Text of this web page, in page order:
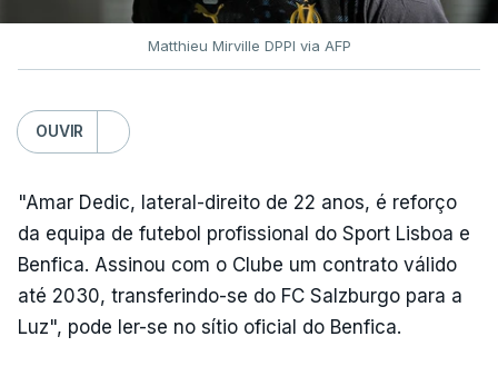
Matthieu Mirville DPPI via AFP
OUVIR
"Amar Dedic, lateral-direito de 22 anos, é reforço
da equipa de futebol profissional do Sport Lisboa e
Benfica. Assinou com o Clube um contrato válido
até 2030, transferindo-se do FC Salzburgo para a
Luz", pode ler-se no sítio oficial do Benfica.